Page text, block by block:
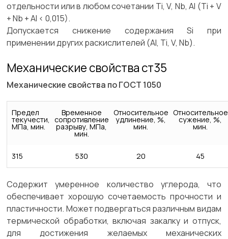
отдельности или в любом сочетании Ti, V, Nb, Al (Ti + V
+ Nb + Al < 0,015).
Допускается снижение содержания Si при
применении других раскислителей (Al, Ti, V, Nb).
Механические свойства ст35
Механические свойства по ГОСТ 1050
Предел
текучести,
МПа, мин.
Временное
сопротивление
разрыву, МПа,
мин.
Относительное
удлинение, %,
мин.
Относительное
сужение, %,
мин.
315 530 20 45
Содержит умеренное количество углерода, что
обеспечивает хорошую сочетаемость прочности и
пластичности. Может подвергаться различным видам
термической обработки, включая закалку и отпуск,
для достижения желаемых механических